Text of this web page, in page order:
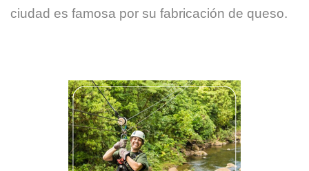
ciudad es famosa por su fabricación de queso.